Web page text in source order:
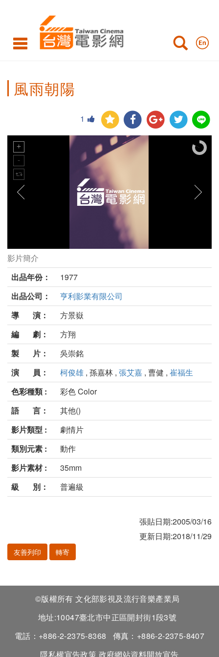
風雨朝陽
1
風雨朝陽劇照
影片簡介
出品年份：
1977
出品公司：
亨利影業有限公司
導 演：
方景嶽
編 劇：
方翔
製 片：
吳崇銘
演 員：
柯俊雄 , 孫嘉林 , 張艾嘉 , 曹健 , 崔福生
色彩種類 :
彩色 Color
語 言：
其他()
影片類型 :
劇情片
類別元素 :
動作
影片素材 :
35mm
級 別：
普遍級
張貼日期:2005/03/16
更新日期:2018/11/29
友善列印 轉寄
©版權所有 文化部影視及流行音樂產業局
地址:10047臺北市中正區開封街1段3號
電話：+886-2-2375-8368
傳真：+886-2-2375-8407
隱私權宣告政策 政府網站資料開放宣告